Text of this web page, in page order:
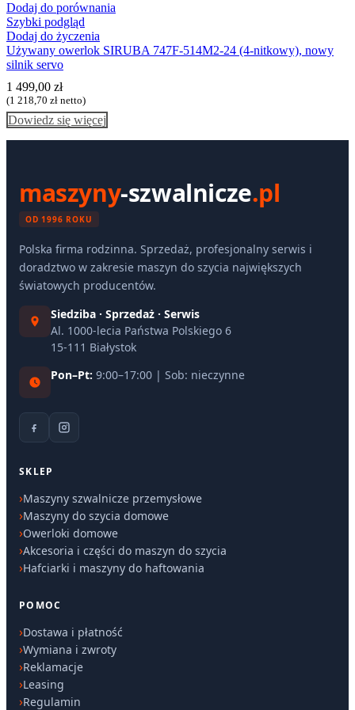
Dodaj do porównania
Szybki podgląd
Dodaj do życzenia
Używany owerlok SIRUBA 747F-514M2-24 (4-nitkowy), nowy
silnik servo
1 499,00 zł
(1 218,70 zł netto)
Dowiedz się więcej
maszyny-szwalnicze.pl
OD 1996 ROKU
Polska firma rodzinna. Sprzedaż, profesjonalny serwis i
doradztwo w zakresie maszyn do szycia największych
światowych producentów.
Siedziba · Sprzedaż · Serwis
Al. 1000-lecia Państwa Polskiego 6
15-111 Białystok
Pon–Pt: 9:00–17:00 | Sob: nieczynne
SKLEP
Maszyny szwalnicze przemysłowe
Maszyny do szycia domowe
Owerloki domowe
Akcesoria i części do maszyn do szycia
Hafciarki i maszyny do haftowania
POMOC
Dostawa i płatność
Wymiana i zwroty
Reklamacje
Leasing
Regulamin